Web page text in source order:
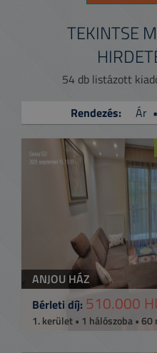
TEKINTSE
54 db listázott
Rendezés:
Ár•
ANJOU HÁZ
Bérleti díj: 510.000
1. kerület • 1 hálószoba • 60